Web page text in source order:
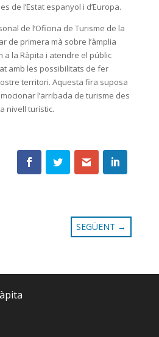
de l’Estat espanyol i d’Europa.
de l’Oficina de Turisme de la
de primera mà sobre l’àmplia
la Ràpita i atendre el públic
amb les possibilitats de fer
territori. Aquesta fira suposa
l’arribada de turisme des
nivell turístic.
SEGÜENT →